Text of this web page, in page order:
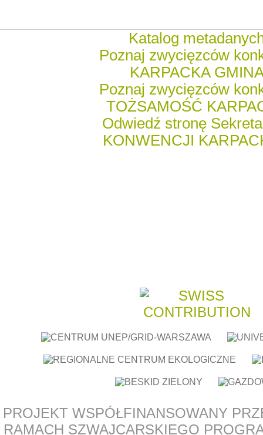
Katalog
Poznaj zwycięzców
KARPACKA
Poznaj zwycięzców
TOŻSAMOŚĆ
Odwiedź stronę
KONWENCJI
PROJEKT WSPÓŁFINANSOWANY
RAMACH SZWAJCARSKIEGO